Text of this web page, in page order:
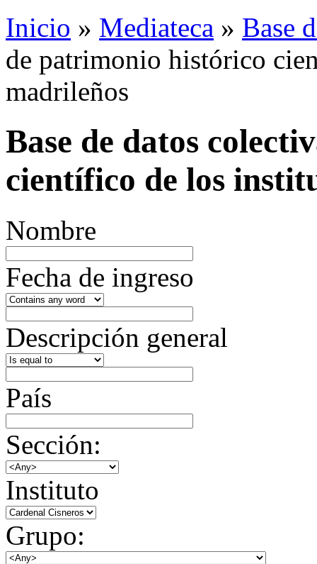
Inicio » Mediateca » Base
de patrimonio histórico
madrileños
Base de datos
científico de los
Nombre
Fecha de ingreso
Descripción general
País
Sección:
Instituto
Grupo: